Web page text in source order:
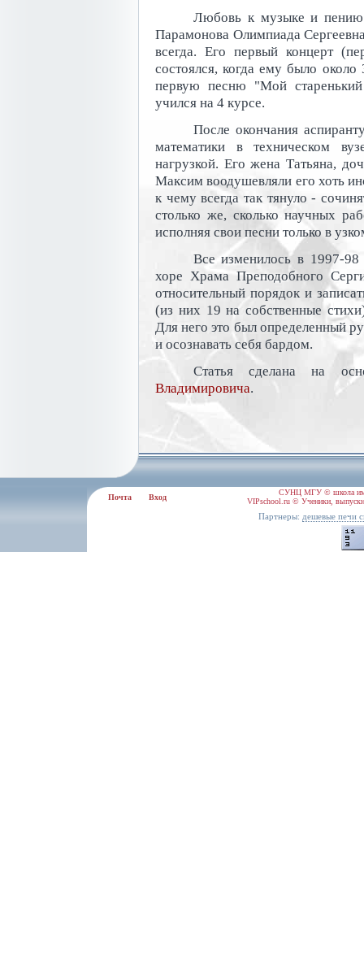
Любовь к музыке и пению
Парамонова Олимпиада
всегда. Его первый концерт
состоялся, когда ему было
первую песню "Мой
учился на 4 курсе.
После окончания
математики в техническом
нагрузкой. Его жена Татьяна,
Максим воодушевляли его хоть
к чему всегда так тянуло -
столько же, сколько научных
исполняя свои песни только в
Все изменилось в 1997-98
хоре Храма Преподобного
относительный порядок и
(из них 19 на собственные
Для него это был определенный
и осознавать себя бардом.
Статья сделана на
Владимировича.
Почта Вход
СУНЦ МГУ © школа
VIPschool.ru © Ученики,
Партнеры: дешевые печи